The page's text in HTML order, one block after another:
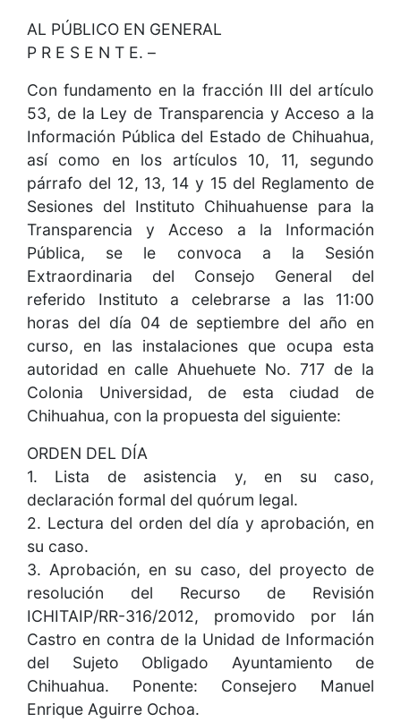
AL PÚBLICO EN GENERAL
P R E S E N T E. –
Con fundamento en la fracción III del artículo
53, de la Ley de Transparencia y Acceso a la
Información Pública del Estado de Chihuahua,
así como en los artículos 10, 11, segundo
párrafo del 12, 13, 14 y 15 del Reglamento de
Sesiones del Instituto Chihuahuense para la
Transparencia y Acceso a la Información
Pública, se le convoca a la Sesión
Extraordinaria del Consejo General del
referido Instituto a celebrarse a las 11:00
horas del día 04 de septiembre del año en
curso, en las instalaciones que ocupa esta
autoridad en calle Ahuehuete No. 717 de la
Colonia Universidad, de esta ciudad de
Chihuahua, con la propuesta del siguiente:
ORDEN DEL DÍA
1. Lista de asistencia y, en su caso,
declaración formal del quórum legal.
2. Lectura del orden del día y aprobación, en
su caso.
3. Aprobación, en su caso, del proyecto de
resolución del Recurso de Revisión
ICHITAIP/RR-316/2012, promovido por Ián
Castro en contra de la Unidad de Información
del Sujeto Obligado Ayuntamiento de
Chihuahua. Ponente: Consejero Manuel
Enrique Aguirre Ochoa.